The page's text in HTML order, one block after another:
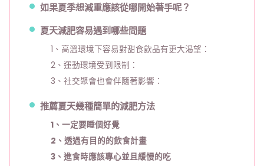
如果夏季想減重應該從哪開始著手呢？
夏天減肥容易遇到哪些問題
1、高溫環境下容易對甜食飲品有更大渴望：
2、運動環境受到限制：
3、社交聚會也會伴隨著影響：
推薦夏天幾種簡單的減肥方法
1、一定要睡個好覺
2、透過有目的的飲食計畫
3、進食時應該專心並且緩慢的吃